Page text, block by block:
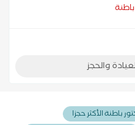
باطنة
والحجز
باطنة الأكثر حجزا